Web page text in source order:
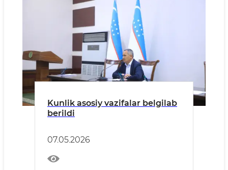
Kunlik asosiy vazifalar belgilab
berildi
07.05.2026